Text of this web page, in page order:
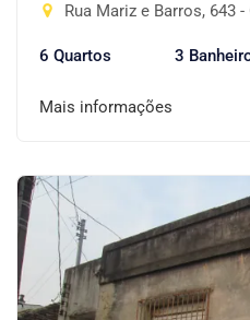
Rua Mariz e Barros, 643
6 Quartos 3
Mais informações